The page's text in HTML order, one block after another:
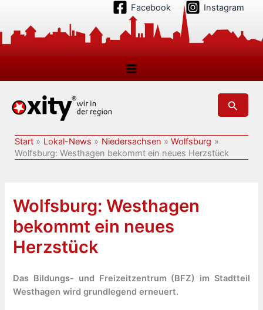
springen
Facebook Instagram
Suchen
Start Lokal-News Niedersachsen
Wolfsburg
Wolfsburg: Westhagen bekommt ein neues Herzstück
Wolfsburg: Westhagen
bekommt ein neues
Herzstück
Das Bildungs- und Freizeitzentrum (BFZ) im Stadtteil
Westhagen wird grundlegend erneuert.